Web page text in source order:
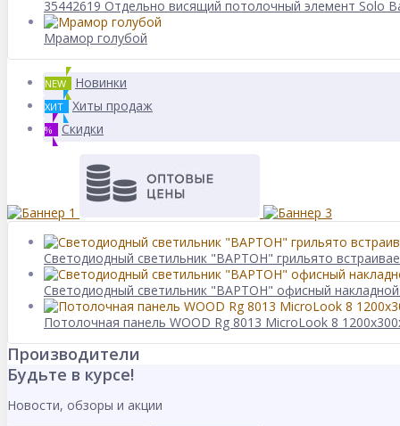
35442619 Отдельно висящий потолочный элемент Solo
Мрамор голубой
NEW Новинки
ХИТ Хиты продаж
% Скидки
Светодиодный светильник "ВАРТОН" грильято
Светодиодный светильник "ВАРТОН" офисный
Потолочная панель WOOD Rg 8013 MicroLook 8
Производители
Будьте в курсе!
Новости, обзоры и акции